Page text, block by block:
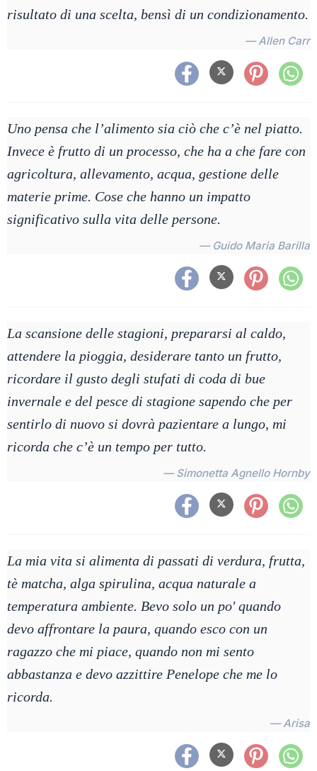
risultato di una scelta, bensì di un condizionamento.
— Allen Carr
Uno pensa che l’alimento sia ciò che c’è nel piatto.
Invece è frutto di un processo, che ha a che fare con
agricoltura, allevamento, acqua, gestione delle
materie prime. Cose che hanno un impatto
significativo sulla vita delle persone.
— Guido Maria Barilla
La scansione delle stagioni, prepararsi al caldo,
attendere la pioggia, desiderare tanto un frutto,
ricordare il gusto degli stufati di coda di bue
invernale e del pesce di stagione sapendo che per
sentirlo di nuovo si dovrà pazientare a lungo, mi
ricorda che c’è un tempo per tutto.
— Simonetta Agnello Hornby
La mia vita si alimenta di passati di verdura, frutta,
tè matcha, alga spirulina, acqua naturale a
temperatura ambiente. Bevo solo un po' quando
devo affrontare la paura, quando esco con un
ragazzo che mi piace, quando non mi sento
abbastanza e devo azzittire Penelope che me lo
ricorda.
— Arisa